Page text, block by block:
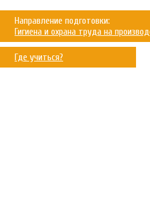
Направление подготовки:
Гигиена и охрана труда на
Где учиться?